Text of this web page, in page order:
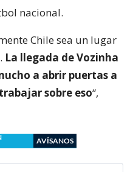
nacional.
Chile sea un lugar
La llegada de Vozinha
a abrir puertas a
sobre eso“,
AVÍSANOS